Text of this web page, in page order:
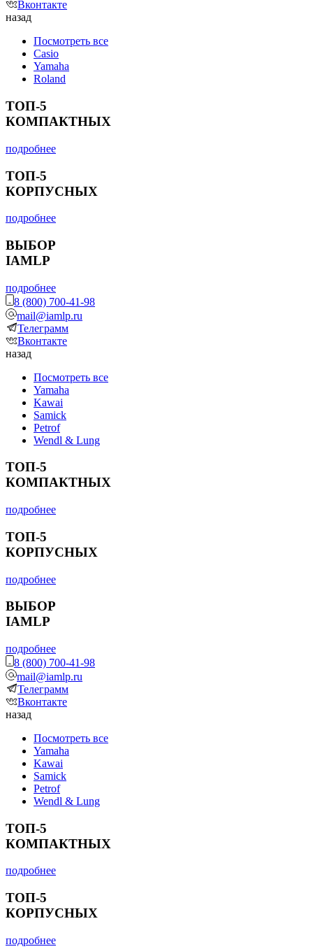
Вконтакте
назад
Посмотреть все
Casio
Yamaha
Roland
ТОП-5
КОМПАКТНЫХ
подробнее
ТОП-5
КОРПУСНЫХ
подробнее
ВЫБОР
IAMLP
подробнее
8 (800) 700-41-98
mail@iamlp.ru
Телеграмм
Вконтакте
назад
Посмотреть все
Yamaha
Kawai
Samick
Petrof
Wendl & Lung
ТОП-5
КОМПАКТНЫХ
подробнее
ТОП-5
КОРПУСНЫХ
подробнее
ВЫБОР
IAMLP
подробнее
8 (800) 700-41-98
mail@iamlp.ru
Телеграмм
Вконтакте
назад
Посмотреть все
Yamaha
Kawai
Samick
Petrof
Wendl & Lung
ТОП-5
КОМПАКТНЫХ
подробнее
ТОП-5
КОРПУСНЫХ
подробнее